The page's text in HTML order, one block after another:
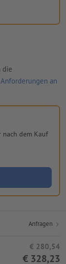
die
Anforderungen an
dem Kauf
Anfragen
€ 280,54
€ 328,23